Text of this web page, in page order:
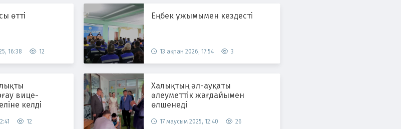
өтті
16:38 12
вице-
келді
12
Еңбек ұжымымен кездесті
13 ақпан 2026, 17:54 3
Халықтың әл-ауқаты
әлеуметтік жағдайымен
өлшенеді
17 маусым 2025, 12:40 26